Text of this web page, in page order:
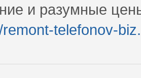
и разумные
remont-telefonov-